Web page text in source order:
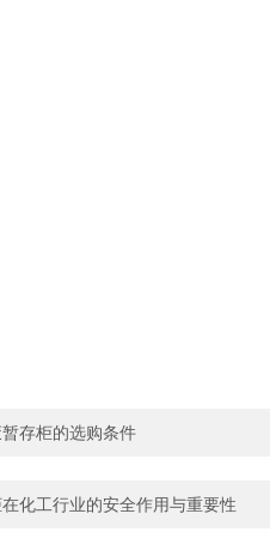
存柜的选购条件
化工行业的安全作用与重要性